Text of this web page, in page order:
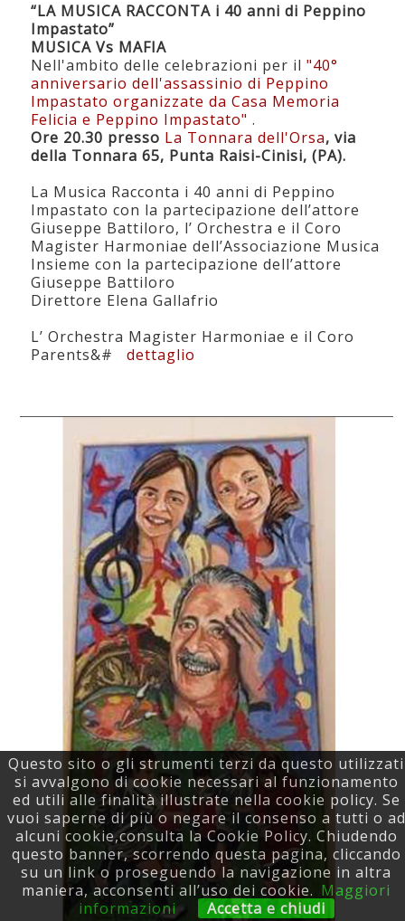
“LA MUSICA RACCONTA i 40 anni di Peppino
Impastato”
MUSICA Vs MAFIA
Nell'ambito delle celebrazioni per il"40°
anniversario dell'assassinio di Peppino
Impastato organizzate da Casa Memoria
Felicia e Peppino Impastato".
Ore 20.30 presso La Tonnara dell'Orsa, via
della Tonnara 65, Punta Raisi-Cinisi, (PA).
La Musica Racconta i 40 anni di Peppino
Impastato con la partecipazione dell’attore
Giuseppe Battiloro, l’ Orchestra e il Coro
Magister Harmoniae dell’Associazione Musica
Insieme con la partecipazione dell’attore
Giuseppe Battiloro
Direttore Elena Gallafrio
L’ Orchestra Magister Harmoniae e il Coro
Parents&#dettaglio
Questo sito o gli strumenti terzi da questo utilizzati
si avvalgono di cookie necessari al funzionamento
ed utili alle finalità illustrate nella cookie policy. Se
vuoi saperne di più o negare il consenso a tutti o ad
alcuni cookie,consulta la Cookie Policy. Chiudendo
questo banner, scorrendo questa pagina, cliccando
su un link o proseguendo la navigazione in altra
maniera, acconsenti all’uso dei cookie. Maggiori
informazioni
Accetta e chiudi